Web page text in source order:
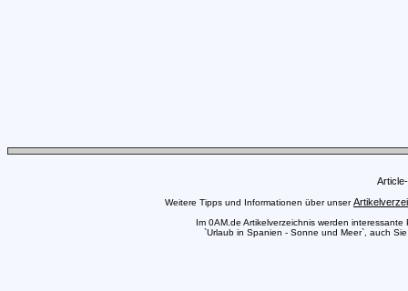
Weitere Tipps und Informationen über unser
Im 0AM.de Artikelverzeichnis werden
`Urlaub in Spanien - Sonne und Meer`, auch